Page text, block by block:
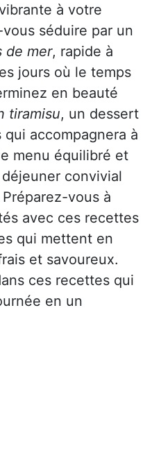
à votre
séduire par un
de mer, rapide à
jours où le temps
en beauté
tiramisu, un dessert
accompagnera à
menu équilibré et
convivial
vous à
avec ces recettes
qui mettent en
et savoureux.
ces recettes qui
en un